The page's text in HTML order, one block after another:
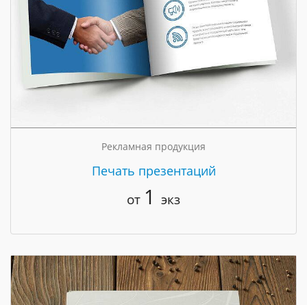
Рекламная продукция
Печать презентаций
от 1 экз